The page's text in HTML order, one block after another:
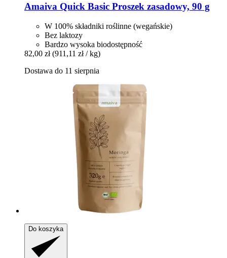
Amaiva Quick Basic Proszek zasadowy, 90 g
W 100% składniki roślinne (wegańskie)
Bez laktozy
Bardzo wysoka biodostępność
82,00 zł (911,11 zł / kg)
Dostawa do 11 sierpnia
Do koszyka